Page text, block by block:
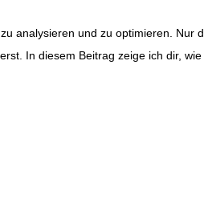
analysieren und zu optimieren. Nur
In diesem Beitrag zeige ich dir,